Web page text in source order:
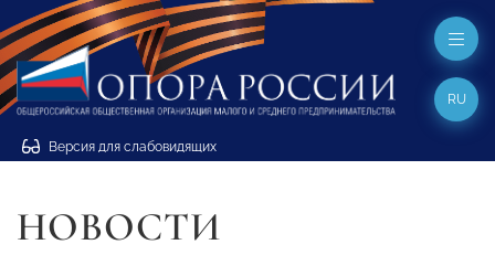
Версия для слабовидящих
RU
НОВОСТИ